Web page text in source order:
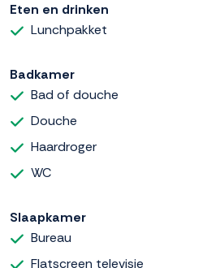
Eten en drinken
Lunchpakket
Badkamer
Bad of douche
Douche
Haardroger
WC
Slaapkamer
Bureau
Flatscreen televisie